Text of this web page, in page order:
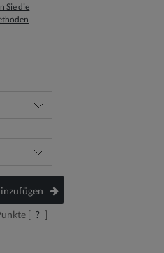
Zahlungskosten
Sie die
[ ? ]